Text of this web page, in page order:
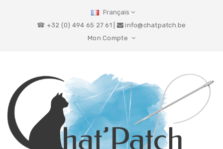
Français
☎ +32 (0) 494 65 27 61 |
info@chatpatch.be
Mon Compte